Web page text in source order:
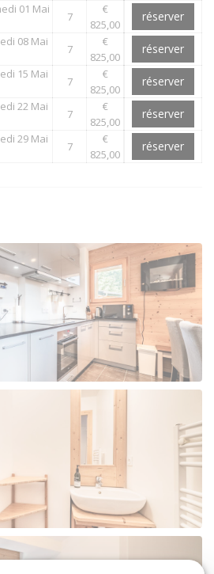
01 Mai
7
€
825,00
réserver
08 Mai
7
€
825,00
réserver
15 Mai
7
€
825,00
réserver
22 Mai
7
€
825,00
réserver
29 Mai
7
€
825,00
réserver